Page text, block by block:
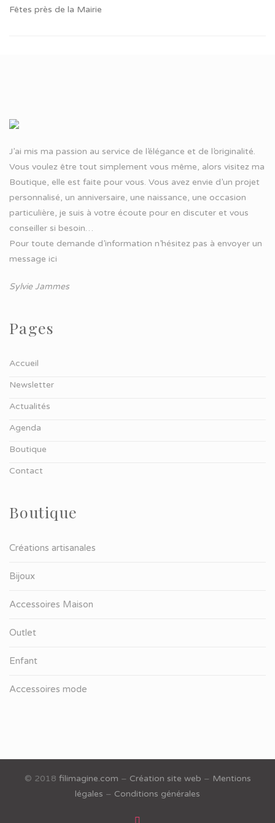
Fêtes près de la Mairie
J’ai mis ma passion au service de l’élégance et de l’originalité.
Vous voulez être tout simplement vous même, alors visitez ma
Boutique, elle est faite pour vous. Vous avez envie d’un projet
personnalisé, un anniversaire, une naissance, une occasion
particulière, je suis à votre écoute pour en discuter et vous
conseiller si besoin…
Pour toute demande d’information n’hésitez pas à envoyer un
message ici
Sylvie Jammes
Pages
Accueil
Newsletter
Actualités
Agenda
Boutique
Contact
Boutique
Créations artisanales
Bijoux
Accessoires Maison
Outlet
Enfant
Accessoires mode
© 2018 filimagine.com – Création site web – Mentions
légales – Conditions générales